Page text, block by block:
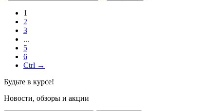
1
2
3
...
5
6
Ctrl →
Будьте в курсе!
Новости, обзоры и акции